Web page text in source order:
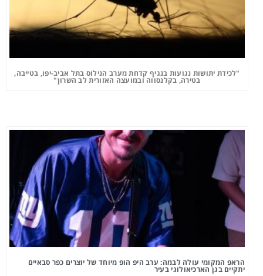
"לכידת יתושות נגועות בנגיף קדחת מערב הנילוס בתל אביב-יפו, בטייבה,
בטירה, בקלנסווה ובמועצה האזורית לב השרון"
הראפ המקומי עולה לבמה: ערב היפ הופ מיוחד של יוצרים כפר סבאיים
יתקיים בגן הארכיאולוגי בעיר